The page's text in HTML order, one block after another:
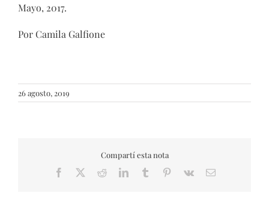
Mayo, 2017.
Por Camila Galfione
26 agosto, 2019
Compartí esta nota
Facebook RedditLinkedInTumblr Pinterest
Vk Email